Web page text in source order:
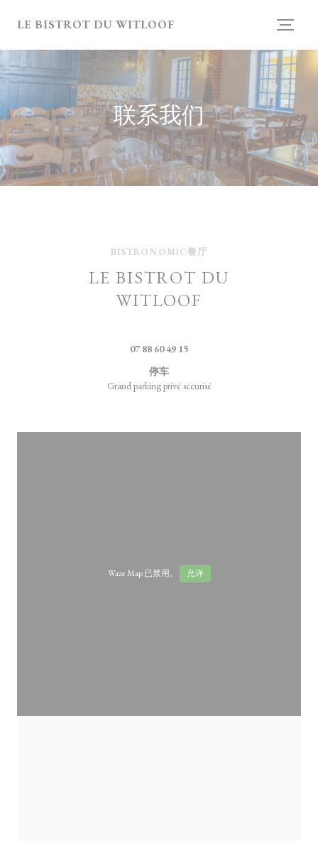
LE BISTROT DU WITLOOF
联系我们
BISTRONOMIC餐厅
LE BISTROT DU
WITLOOF
07 88 60 49 15
停车
Grand parking privé sécurisé
Waze Map 已禁用。 允许